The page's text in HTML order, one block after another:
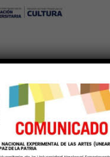
Etiqueta: